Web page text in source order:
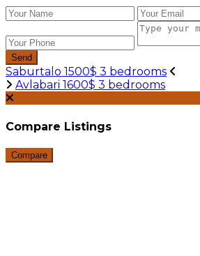
Send
Saburtalo 1500$ 3 bedrooms
Avlabari 1600$ 3 bedrooms
Compare Listings
Compare